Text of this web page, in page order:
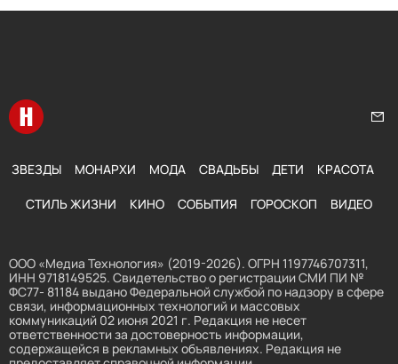
Перейти на главную
ЗВЕЗДЫ МОНАРХИ МОДА СВАДЬБЫ ДЕТИ КРАСОТА
СТИЛЬ ЖИЗНИ КИНО СОБЫТИЯ ГОРОСКОП ВИДЕО
ООО «Медиа Технология» (2019-2026). ОГРН 1197746707311,
ИНН 9718149525. Свидетельство о регистрации СМИ ПИ №
ФС77- 81184 выдано Федеральной службой по надзору в сфере
связи, информационных технологий и массовых
коммуникаций 02 июня 2021 г. Редакция не несет
ответственности за достоверность информации,
содержащейся в рекламных объявлениях. Редакция не